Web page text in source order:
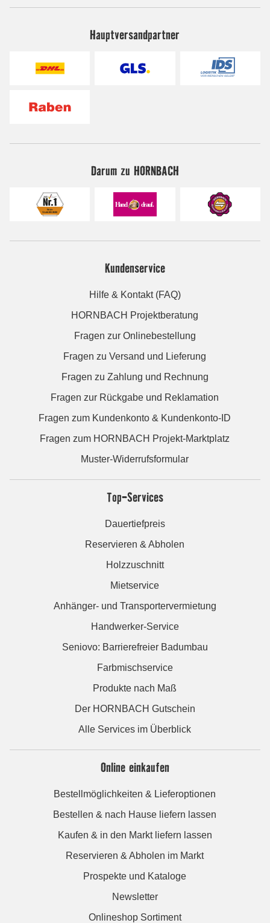
Hauptversandpartner
Darum zu HORNBACH
Kundenservice
Hilfe & Kontakt (FAQ)
HORNBACH Projektberatung
Fragen zur Onlinebestellung
Fragen zu Versand und Lieferung
Fragen zu Zahlung und Rechnung
Fragen zur Rückgabe und Reklamation
Fragen zum Kundenkonto & Kundenkonto-ID
Fragen zum HORNBACH Projekt-Marktplatz
Muster-Widerrufsformular
Top-Services
Dauertiefpreis
Reservieren & Abholen
Holzzuschnitt
Mietservice
Anhänger- und Transportervermietung
Handwerker-Service
Seniovo: Barrierefreier Badumbau
Farbmischservice
Produkte nach Maß
Der HORNBACH Gutschein
Alle Services im Überblick
Online einkaufen
Bestellmöglichkeiten & Lieferoptionen
Bestellen & nach Hause liefern lassen
Kaufen & in den Markt liefern lassen
Reservieren & Abholen im Markt
Prospekte und Kataloge
Newsletter
Onlineshop Sortiment